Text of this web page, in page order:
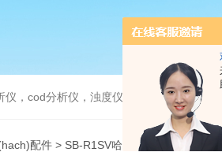
，cod分析仪，浊度仪，bod分析仪，溶解
配件 > SB-R1SV哈希ph盐桥SB-R1SV